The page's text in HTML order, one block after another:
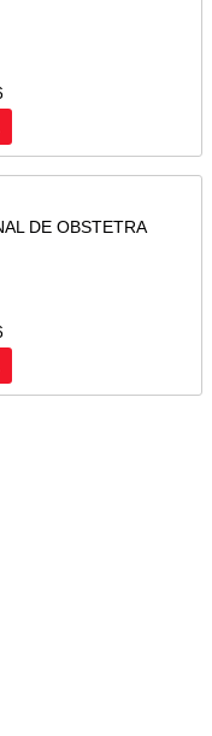
DE OBSTETRA